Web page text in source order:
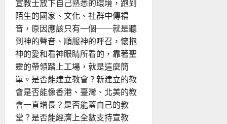
｜
姚
桂
芬
宣教士放下自己熟悉的環境，跑到
陌生的國家、文化、社群中傳福
音，原因應該只有一個──就是聽
到神的聲音、順服神的呼召，懷抱
神的愛和看神眼睛所看的，靠著聖
靈的帶領踏上工場，就是這麼簡
單。是否能建立教會？新建立的教
會是否能像香港、臺灣、北美的教
會一直增長？是否能蓋自己的教
堂？是否能經濟上全數支持宣教